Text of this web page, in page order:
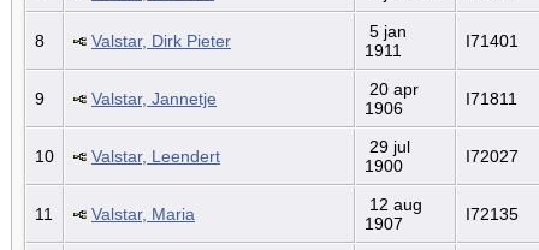
8 Valstar, Dirk Pieter
5 jan
1911
I71401
9 Valstar, Jannetje
20 apr
1906
I71811
10 Valstar, Leendert
29 jul
1900
I72027
11 Valstar, Maria
12 aug
1907
I72135